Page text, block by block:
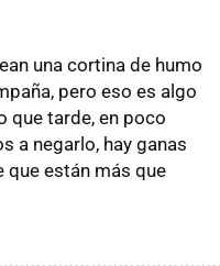
una cortina de humo
pero eso es algo
que tarde, en poco
a negarlo, hay ganas
que están más que